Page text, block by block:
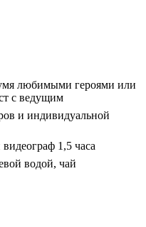
любимыми героями или
с ведущим
и индивидуальной
1,5 часа
водой, чай